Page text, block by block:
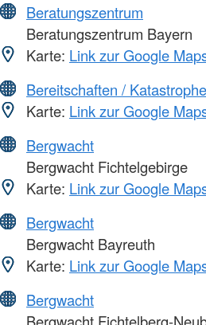
Beratungszentrum
Beratungszentrum Bayern
Karte: Link zur Google
Bereitschaften /
Karte: Link zur Google
Bergwacht
Bergwacht Fichtelgebirge
Karte: Link zur Google
Bergwacht
Bergwacht Bayreuth
Karte: Link zur Google
Bergwacht
Bergwacht Fichtelberg-